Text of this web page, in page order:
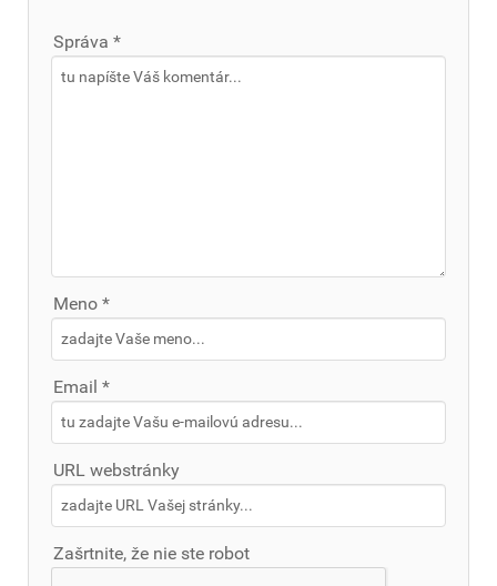
Správa *
Meno *
Email *
URL webstránky
Zašrtnite, že nie ste robot